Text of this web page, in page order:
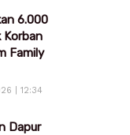
6.000
Korban
Family
| 12:34
Dapur